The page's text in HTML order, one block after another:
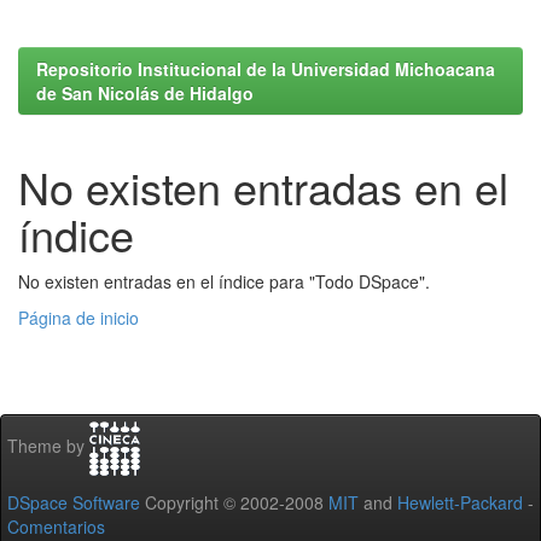
Repositorio Institucional de la Universidad Michoacana
de San Nicolás de Hidalgo
No existen entradas en el
índice
No existen entradas en el índice para "Todo DSpace".
Página de inicio
Theme by
DSpace Software Copyright © 2002-2008 MIT and Hewlett-Packard -
Comentarios